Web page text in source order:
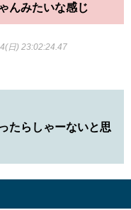
んみたいな感じ
日) 23:02:24.47
たらしゃーないと思